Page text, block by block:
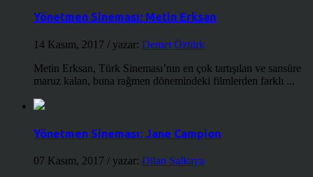
Yönetmen Sineması: Metin Erksan
14 Kasım, 2017 / yazar: Demet Öztürk
Metin Erksan, Türk Sineması’nın en çok tartışılan ve sansüre
maruz kalan, buna rağmen dönemindeki filmlerden farklı ...
Yönetmen Sineması: Jane Campion
07 Kasım, 2017 / yazar: Dilan Salkaya